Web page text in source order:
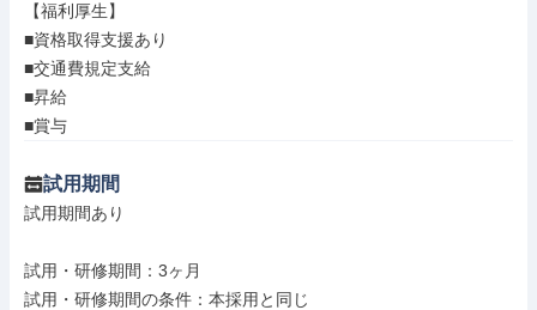
【福利厚生】
■資格取得支援あり
■交通費規定支給
■昇給
■賞与
試用期間
試用期間あり
試用・研修期間：3ヶ月